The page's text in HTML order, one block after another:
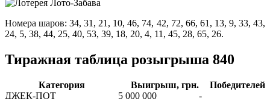
Номера шаров: 34, 31, 21, 10, 46, 74, 42, 72, 66, 61, 13, 9, 33, 43,
24, 5, 38, 44, 25, 40, 53, 39, 18, 20, 4, 11, 45, 28, 65, 26.
Тиражная таблица розыгрыша 840
Категория Выигрыш, грн.
Победителей
ДЖЕК-ПОТ
5 000 000
-